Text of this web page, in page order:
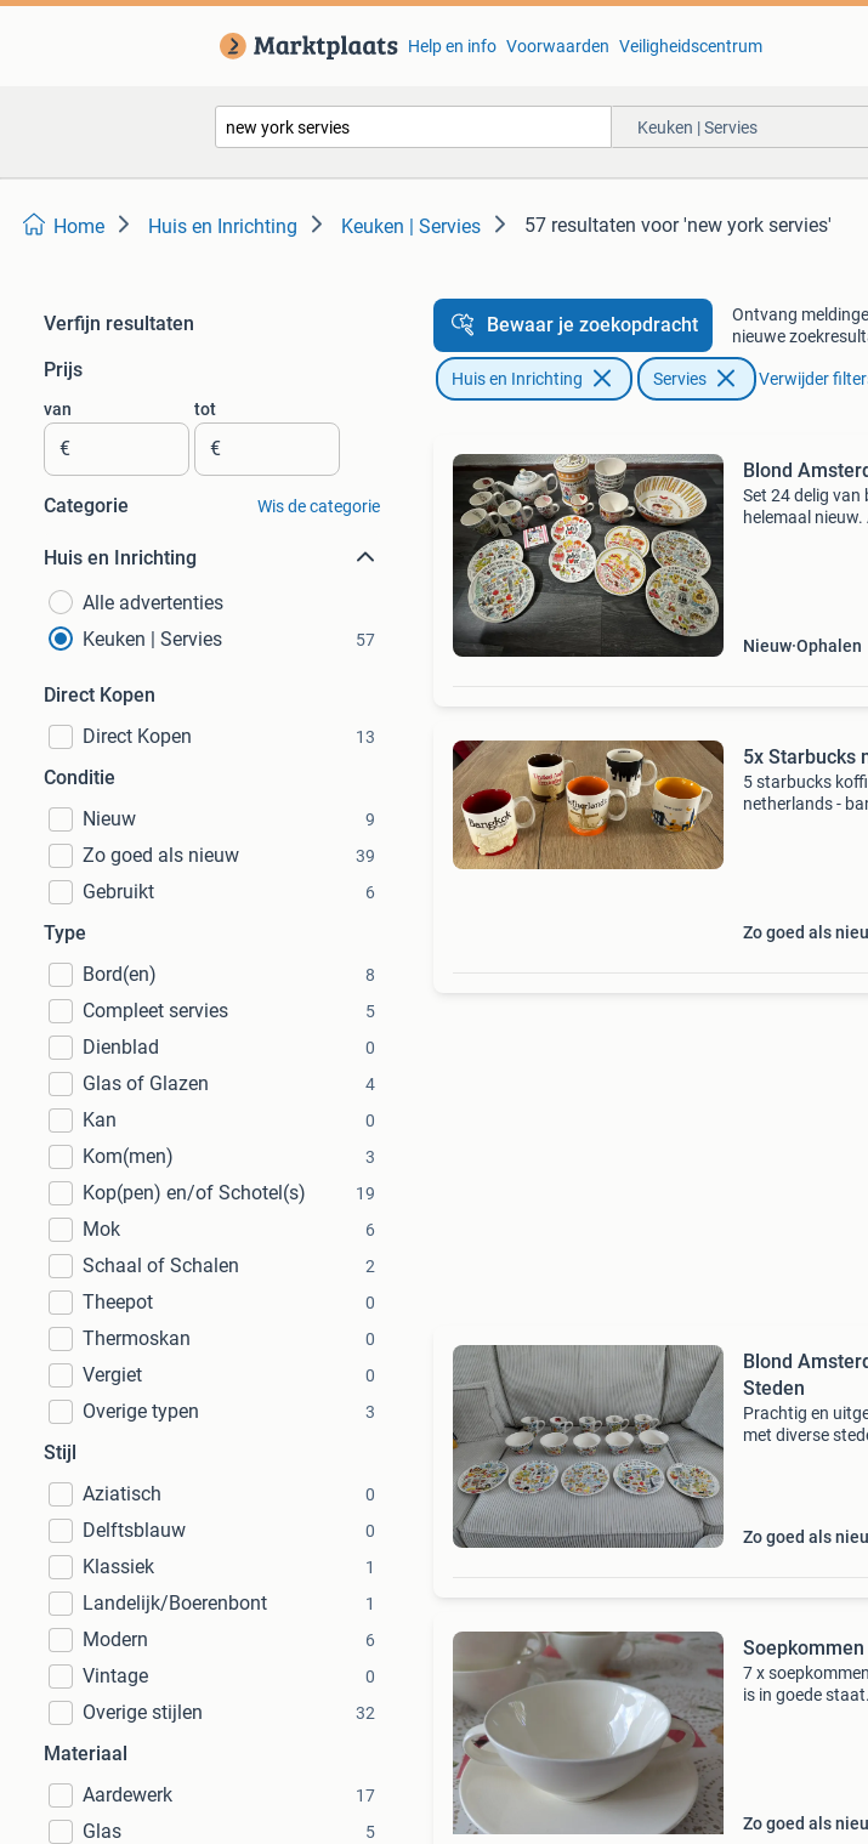
Help en info Voorwaarden Veiligheidscentrum
Keuken | Servies
Home Huis en Inrichting Keuken | Servies 57 resultaten voor 'new york servies'
Verfijn resultaten
Prijs
van
€
tot
€
Categorie Wis de categorie
Huis en Inrichting
Alle advertenties
Keuken | Servies
57
Direct Kopen
Direct Kopen
13
Conditie
Nieuw
9
Zo goed als nieuw 39
Gebruikt 6
Type
Bord(en)
8
Compleet servies 5
Dienblad 0
Glas of Glazen 4
Kan 0
Kom(men) 3
Kop(pen) en/of Schotel(s) 19
Mok 6
Schaal of Schalen 2
Theepot 0
Thermoskan 0
Vergiet 0
Overige typen 3
Stijl
Aziatisch
0
Delftsblauw 0
Klassiek 1
Landelijk/Boerenbont 1
Modern 6
Vintage 0
Overige stijlen 32
Materiaal
Aardewerk
17
Glas 5
Bewaar je zoekopdracht
Ontvang
nieuwe
Huis en Inrichting Servies Verwijder
Blond
Set 24 delig van
helemaal
Nieuw Ophalen
5x Starbucks
5 starbucks
netherlands -
Zo goed als
Blond
Steden
Prachtig en
met diverse
Zo goed als
7 x
is in goede
Zo goed als